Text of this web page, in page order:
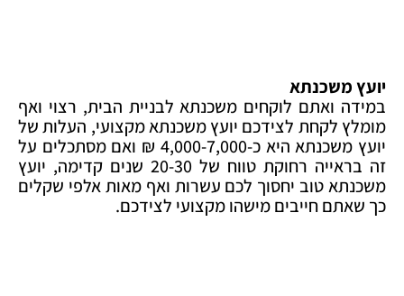
יועץ משכנתא
במידה ואתם לוקחים משכנתא לבניית הבית, רצוי ואף
מומלץ לקחת לצידכם יועץ משכנתא מקצועי, העלות של
יועץ משכנתא היא כ-4,000-7,000 ₪ ואם מסתכלים על
זה בראייה רחוקת טווח של 20-30 שנים קדימה, יועץ
משכנתא טוב יחסוך לכם עשרות ואף מאות אלפי שקלים
כך שאתם חייבים מישהו מקצועי לצידכם.